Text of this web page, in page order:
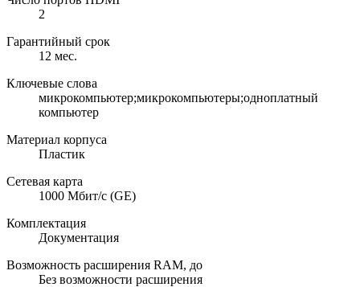
2
Гарантийный срок
12 мес.
Ключевые слова
микрокомпьютер;микрокомпьютеры;одноплатный
компьютер
Материал корпуса
Пластик
Сетевая карта
1000 Мбит/с (GE)
Комплектация
Документация
Возможность расширения RAM, до
Без возможности расширения